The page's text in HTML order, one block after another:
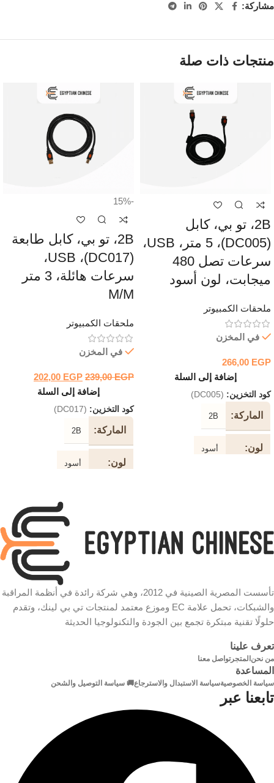
مشاركة:
منتجات ذات صلة
2B، تو بي، كابل
(DC005)، 5 متر، USB،
سرعات تصل 480
ميجابت، لون أسود
ملحقات الكمبيوتر
في المخزن
266,00 EGP
إضافة إلى السلة
كود التخزين: (DC005)
الماركة 2B
لون أسود
سرعة
شكل
الكابل
دائري
خامة
الموصلات
مطلية بالذهب
-15%
2B، تو بي، كابل طابعة
(DC017)، USB،
سرعات هائلة، 3 متر
M/M
ملحقات الكمبيوتر
في المخزن
239,00EGP
202,00 EGP
إضافة إلى السلة
كود التخزين: (DC017)
الماركة 2B
لون أسود
نوع
الكابل
سرعة
تأسست المصرية الصينية في 2012، وهي شركة رائدة في أنظمة المراقبة
والشبكات، تحمل علامة EC وموزع معتمد لمنتجات تي بي لينك، وتقدم
حلولًا تقنية مبتكرة تجمع بين الجودة والتكنولوجيا الحديثة
تعرف علينا
من نحن المتجرتواصل معنا
المساعدة
سياسة الخصوصيةسياسة الاستبدال والاسترجاع🚚 سياسة التوصيل والشحن
تابعنا عبر